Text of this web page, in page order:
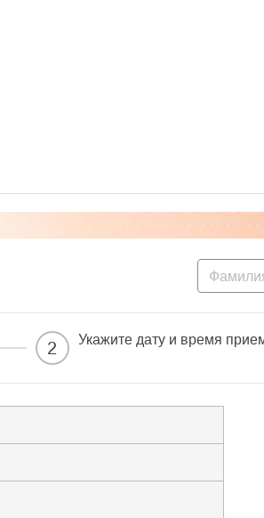
2 Укажите дату и время